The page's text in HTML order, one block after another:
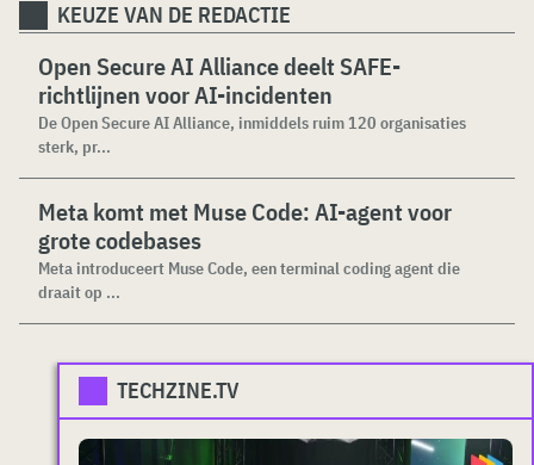
KEUZE VAN DE REDACTIE
Open Secure AI Alliance deelt SAFE-
richtlijnen voor AI-incidenten
De Open Secure AI Alliance, inmiddels ruim 120 organisaties
sterk, pr...
Meta komt met Muse Code: AI-agent voor
grote codebases
Meta introduceert Muse Code, een terminal coding agent die
draait op ...
TECHZINE.TV